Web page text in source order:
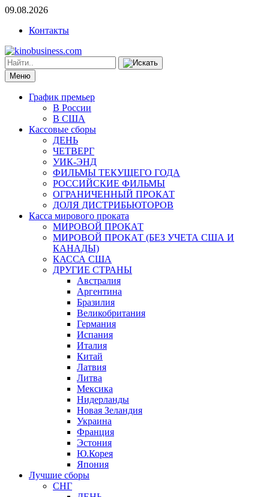
09.08.2026
Контакты
Меню
График премьер
В России
В США
Кассовые сборы
ДЕНЬ
ЧЕТВЕРГ
УИК-ЭНД
ФИЛЬМЫ ТЕКУЩЕГО ГОДА
РОССИЙСКИЕ ФИЛЬМЫ
ОГРАНИЧЕННЫЙ ПРОКАТ
ДОЛЯ ДИСТРИБЬЮТОРОВ
Касса мирового проката
МИРОВОЙ ПРОКАТ
МИРОВОЙ ПРОКАТ (БЕЗ УЧЕТА США И
КАНАДЫ)
КАССА США
ДРУГИЕ СТРАНЫ
Австралия
Аргентина
Бразилия
Великобритания
Германия
Испания
Италия
Китай
Латвия
Литва
Мексика
Нидерланды
Новая Зеландия
Украина
Франция
Эстония
Ю.Корея
Япония
Лучшие сборы
СНГ